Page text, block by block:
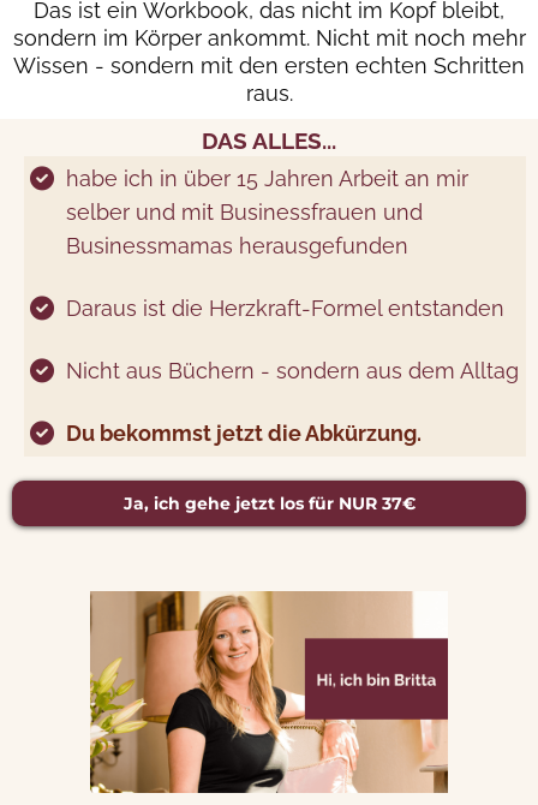
Das ist ein Workbook, das nicht im Kopf bleibt,
sondern im Körper ankommt. Nicht mit noch mehr
Wissen - sondern mit den ersten echten Schritten
raus.
DAS ALLES...
habe ich in über 15 Jahren Arbeit an mir
selber und mit Businessfrauen und
Businessmamas herausgefunden
Daraus ist die Herzkraft-Formel entstanden
Nicht aus Büchern - sondern aus dem Alltag
Du bekommst jetzt die Abkürzung.
Ja, ich gehe jetzt los für NUR 37€